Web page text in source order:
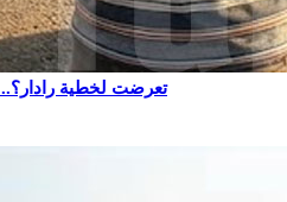
تعرضت لخطية رادار؟.. 4 خطوات باش تسوي وضعيتك